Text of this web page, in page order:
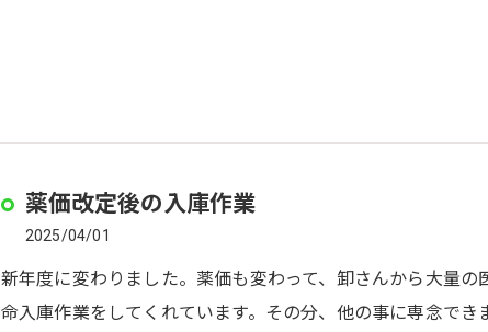
薬価改定後の入庫作業
2025/04/01
新年度に変わりました。薬価も変わって、卸さんから大量の
命入庫作業をしてくれています。その分、他の事に専念でき